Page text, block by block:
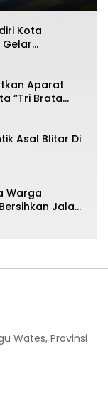
Kota
Gelar
Aparat
“Tri Brata
Asal Blitar Di
Warga
Jalan
Wates, Provinsi